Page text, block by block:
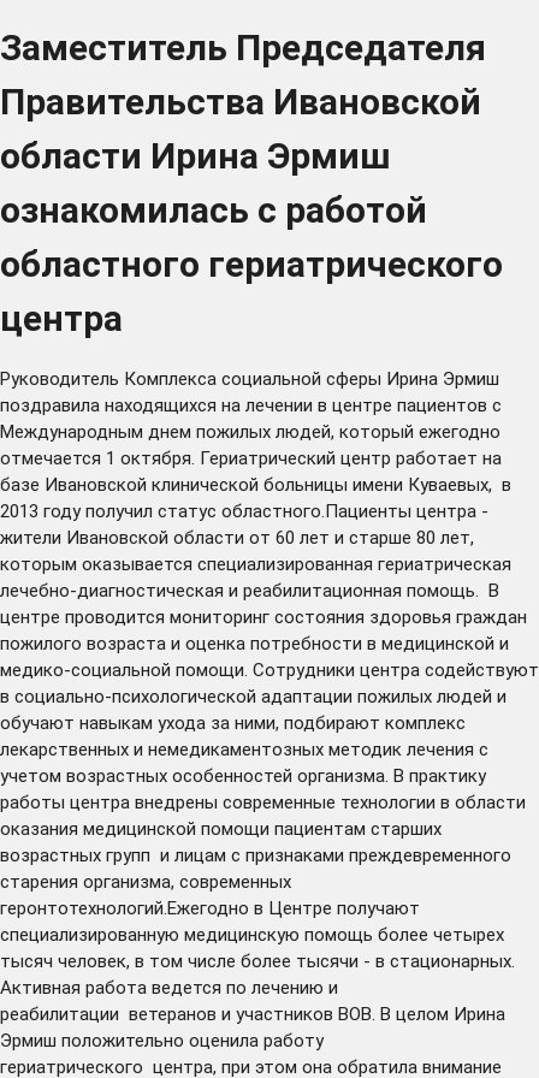
Заместитель Председателя
Правительства Ивановской
области Ирина Эрмиш
ознакомилась с работой
областного гериатрического
центра
Руководитель Комплекса социальной сферы Ирина Эрмиш
поздравила находящихся на лечении в центре пациентов с
Международным днем пожилых людей, который ежегодно
отмечается 1 октября. Гериатрический центр работает на
базе Ивановской клинической больницы имени Куваевых, в
2013 году получил статус областного.Пациенты центра -
жители Ивановской области от 60 лет и старше 80 лет,
которым оказывается специализированная гериатрическая
лечебно-диагностическая и реабилитационная помощь. В
центре проводится мониторинг состояния здоровья граждан
пожилого возраста и оценка потребности в медицинской и
медико-социальной помощи. Сотрудники центра содействуют
в социально-психологической адаптации пожилых людей и
обучают навыкам ухода за ними, подбирают комплекс
лекарственных и немедикаментозных методик лечения с
учетом возрастных особенностей организма. В практику
работы центра внедрены современные технологии в области
оказания медицинской помощи пациентам старших
возрастных групп и лицам с признаками преждевременного
старения организма, современных
геронтотехнологий.Ежегодно в Центре получают
специализированную медицинскую помощь более четырех
тысяч человек, в том числе более тысячи - в стационарных.
Активная работа ведется по лечению и
реабилитации ветеранов и участников ВОВ. В целом Ирина
Эрмиш положительно оценила работу
гериатрического центра, при этом она обратила внимание